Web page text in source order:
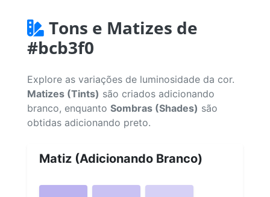
Tons e Matizes de
#bcb3f0
Explore as variações de luminosidade da cor.
Matizes (Tints) são criados adicionando
branco, enquanto Sombras (Shades) são
obtidas adicionando preto.
Matiz (Adicionando Branco)